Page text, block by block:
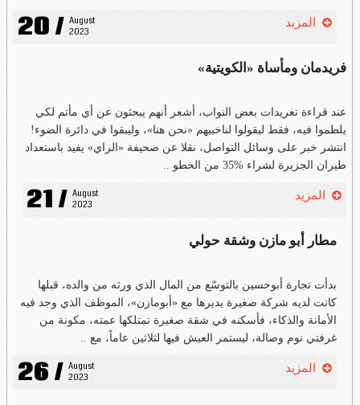
20 / August
2023
المزيد
فريدمان ومأساة «الكويتية»
عند قراءة تغريدات بعض النواب، أشعر أنهم يبحثون عن أي مأتم لكي
يلطموا فيه، فقط ليقولوا لناخبيهم «نحن هنا»، وليبقوا في دائرة الضوء!
انتشر خبر على وسائل التواصل، نقلا عن صحيفة «الراي» يفيد باستعداد
طيران الجزيرة لشراء %35 من الخطو ..
21 / August
2023
المزيد
مطار أبو مازن وشقة حولي
بدأت تجارة أبوحسين بالتوسّع من المال الذي ورثه من والده، قبلها
كانت لديه شركة صغيرة يديرها مع «أبومازن»، الموظف الذي وجد فيه
الأمانة والذكاء، فأسكنه في شقة صغيرة تمتلكها عمته، مكونة من
غرفتي نوم وصالة، ليستمر العيش فيها لثلاثين عاماً، مع ..
26 / August
2023
المزيد